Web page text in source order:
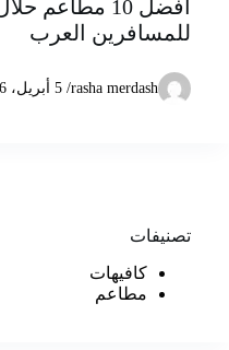
أفضل 10
للمسافرين العرب
rasha merdash
/ 5 أبريل، 2026
تصنيفات
كافيهات
مطاعم